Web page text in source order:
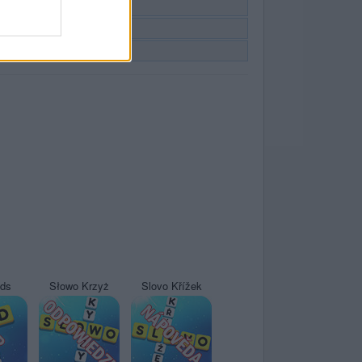
Słowo Krzyż Slovo Křížek